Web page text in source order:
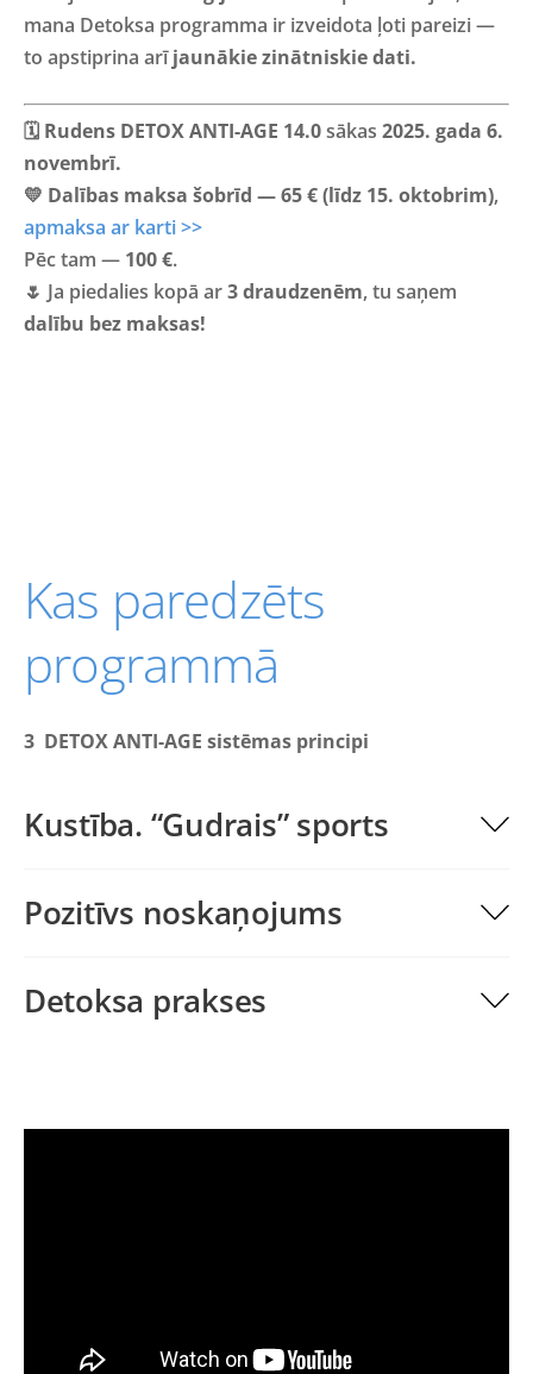
mana Detoksa programma ir izveidota ļoti pareizi —
to apstiprina arījaunākie zinātniskie dati.
🗓 Rudens DETOX ANTI-AGE 14.0sākas 2025. gada 6.
novembrī.
💛 Dalības maksa šobrīd — 65 € (līdz 15. oktobrim),
apmaksa ar karti >>
Pēc tam — 100 €.
🌷 Ja piedalies kopā ar3 draudzenēm, tu saņem
dalību bez maksas!
Kas paredzēts
programmā
3 DETOX ANTI-AGE sistēmas principi
Kustība. “Gudrais” sports
Pozitīvs noskaņojums
Detoksa prakses